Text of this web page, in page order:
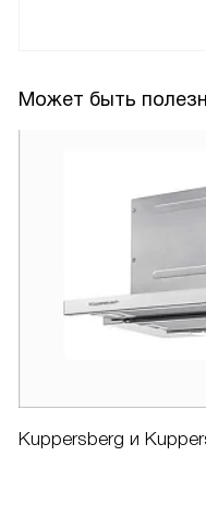
Может быть
Kuppersberg и